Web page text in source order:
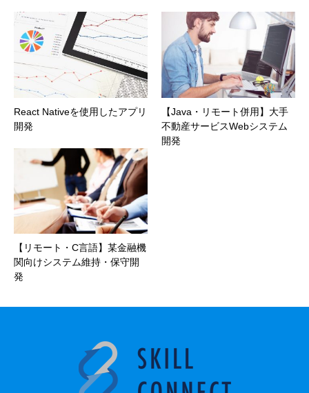
React Nativeを使用したアプリ
開発
【Java・リモート併用】大手
不動産サービスWebシステム
開発
【リモート・C言語】某金融機
関向けシステム維持・保守開
発